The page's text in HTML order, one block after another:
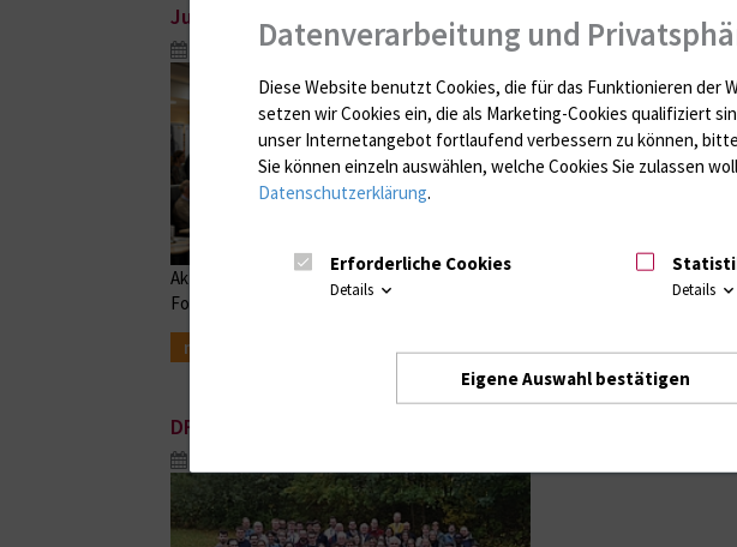
Junge Organtransplantierte berichten vom Leben vor und
Nov. 25, 2025
Aktionswoche an der Unimedizin Rostock mit Ausstellung „Meine
Fortbildung
mehr
DFG bewilligt die 3. Förderperiode des
Datenverarbeitung und
Diese Website benutzt Cookies, die für das Funktionieren der
setzen wir Cookies ein, die als Marketing-Cookies qualifiziert
unser Internetangebot fortlaufend verbessern zu können,
Sie können einzeln auswählen, welche Cookies Sie zulassen
Datenschutzerklärung.
Erforderliche Cookies
Details Details
Eigene Auswahl bestätigen